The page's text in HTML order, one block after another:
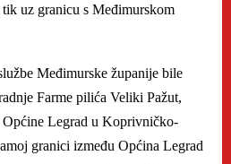
uz granicu s Međimurskom
Međimurske županije bile
Farme pilića Veliki Pažut,
Općine Legrad u Koprivničko-
granici između Općina Legrad